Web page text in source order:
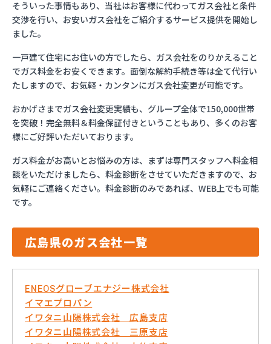
そういった事情もあり、当社はお客様に代わってガス会社と条件
交渉を行い、お安いガス会社をご紹介するサービス提供を開始し
ました。
一戸建て住宅にお住いの方でしたら、ガス会社をのりかえること
でガス料金をお安くできます。面倒な解約手続き等は全て代行い
たしますので、お気軽・カンタンにガス会社変更が可能です。
おかげさまでガス会社変更実績も、グループ全体で150,000世帯
を突破！完全無料＆料金保証付きということもあり、多くのお客
様にご好評いただいております。
ガス料金がお高いとお悩みの方は、まずは専門スタッフへ料金相
談をいただけましたら、料金診断をさせていただきますので、お
気軽にご連絡ください。料金診断のみであれば、WEB上でも可能
です。
広島県のガス会社一覧
ENEOSグローブエナジー株式会社
イマエプロパン
イワタニ山陽株式会社 広島支店
イワタニ山陽株式会社 三原支店